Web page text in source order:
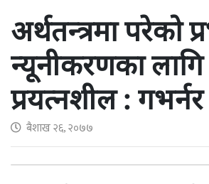
अर्थतन्त्रमा परेको
न्यूनीकरणका लागि
प्रयत्नशील : गभर्नर
बैशाख २६, २०७७